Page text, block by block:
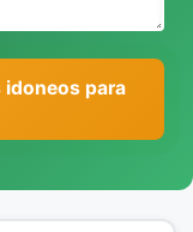
idoneos para